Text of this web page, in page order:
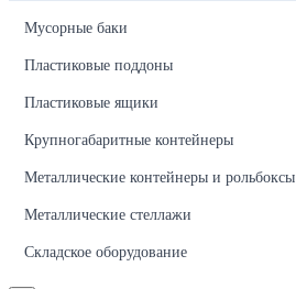
Мусорные баки
Пластиковые поддоны
Пластиковые ящики
Крупногабаритные контейнеры
Металлические контейнеры и рольбоксы
Металлические стеллажи
Складское оборудование